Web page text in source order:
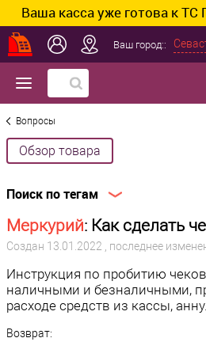
уже готова к ТС ПИоТ?
Ваш город::
Вопросы
Обзор товара
Поиск по тегам
Меркурий: Как сделать
Создан 13.01.2022 , последнее
Инструкция по пробитию
наличными и безналичными,
расходе средств из кассы,
Возврат: